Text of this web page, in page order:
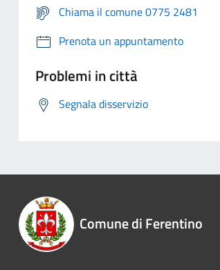
Chiama il comune 0775 2481
Prenota un appuntamento
Problemi in città
Segnala disservizio
Comune di Ferentino